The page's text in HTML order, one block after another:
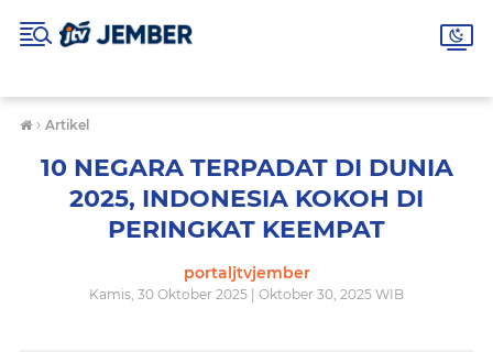
› Artikel
10 NEGARA TERPADAT DI DUNIA
2025, INDONESIA KOKOH DI
PERINGKAT KEEMPAT
portaljtvjember
Kamis, 30 Oktober 2025 | Oktober 30, 2025 WIB